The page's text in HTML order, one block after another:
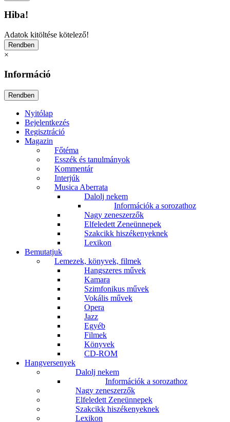
Hiba!
Adatok kitöltése kötelező!
×
Információ
Nyitólap
Bejelentkezés
Regisztráció
Magazin
Főtéma
Esszék és tanulmányok
Kommentár
Interjúk
Musica Aberrata
Dalolj nekem
Információk a sorozathoz
Nagy zeneszerzők
Elfeledett Zeneünnepek
Szakcikk hiszékenyeknek
Lexikon
Bemutatjuk
Lemezek, könyvek, filmek
Hangszeres művek
Kamara
Szimfonikus művek
Vokális művek
Opera
Jazz
Egyéb
Filmek
Könyvek
CD-ROM
Hangversenyek
Dalolj nekem
Információk a sorozathoz
Nagy zeneszerzők
Elfeledett Zeneünnepek
Szakcikk hiszékenyeknek
Lexikon